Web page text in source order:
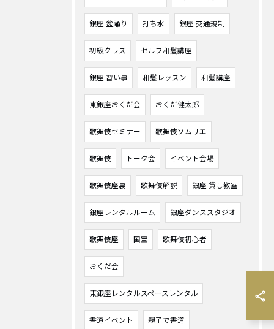
銀座 盆踊り 打ち水 銀座 交通規制
初級クラス セルフ和髪講座
銀座 習い事 和髪レッスン 和髪講座
東銀座おくだ会 おくだ健太郎
歌舞伎セミナー 歌舞伎ソムリエ
歌舞伎 トーク会 イベント会場
歌舞伎座裏 歌舞伎解説 銀座 貸し教室
銀座レンタルルーム 銀座ダンススタジオ
歌舞伎座 国宝 歌舞伎初心者
おくだ会
東銀座レンタルスペースレンタル
書道イベント 親子で書道